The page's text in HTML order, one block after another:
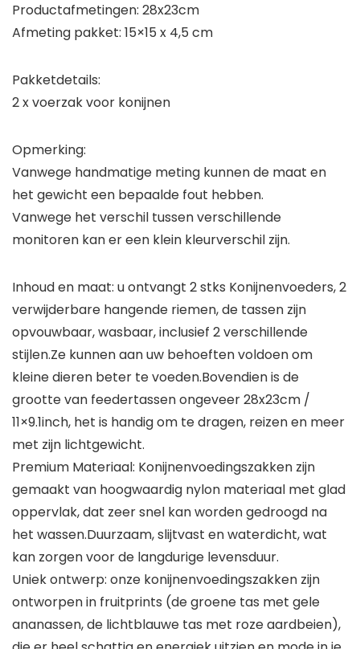
Productafmetingen: 28x23cm
Afmeting pakket: 15×15 x 4,5 cm
Pakketdetails:
2 x voerzak voor konijnen
Opmerking:
Vanwege handmatige meting kunnen de maat en
het gewicht een bepaalde fout hebben.
Vanwege het verschil tussen verschillende
monitoren kan er een klein kleurverschil zijn.
Inhoud en maat: u ontvangt 2 stks Konijnenvoeders, 2
verwijderbare hangende riemen, de tassen zijn
opvouwbaar, wasbaar, inclusief 2 verschillende
stijlen.Ze kunnen aan uw behoeften voldoen om
kleine dieren beter te voeden.Bovendien is de
grootte van feedertassen ongeveer 28x23cm /
11×9.1inch, het is handig om te dragen, reizen en meer
met zijn lichtgewicht.
Premium Materiaal: Konijnenvoedingszakken zijn
gemaakt van hoogwaardig nylon materiaal met glad
oppervlak, dat zeer snel kan worden gedroogd na
het wassen.Duurzaam, slijtvast en waterdicht, wat
kan zorgen voor de langdurige levensduur.
Uniek ontwerp: onze konijnenvoedingszakken zijn
ontworpen in fruitprints (de groene tas met gele
ananassen, de lichtblauwe tas met roze aardbeien),